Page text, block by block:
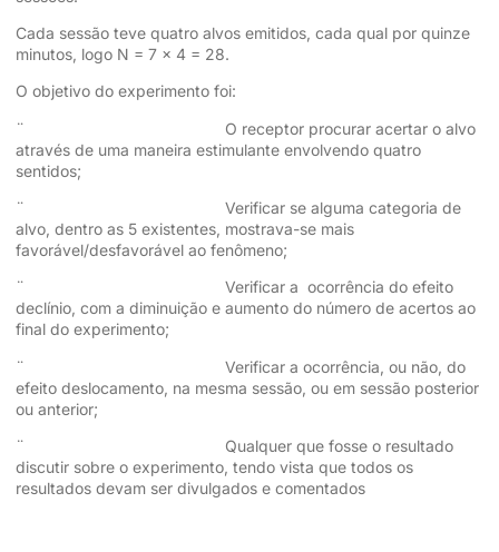
Cada sessão teve quatro alvos emitidos, cada qual por quinze
minutos, logo N = 7 x 4 = 28.
O objetivo do experimento foi:
¨ O receptor procurar acertar o alvo
através de uma maneira estimulante envolvendo quatro
sentidos;
¨ Verificar se alguma categoria de
alvo, dentro as 5 existentes, mostrava-se mais
favorável/desfavorável ao fenômeno;
¨ Verificar a ocorrência do efeito
declínio, com a diminuição e aumento do número de acertos ao
final do experimento;
¨ Verificar a ocorrência, ou não, do
efeito deslocamento, na mesma sessão, ou em sessão posterior
ou anterior;
¨ Qualquer que fosse o resultado
discutir sobre o experimento, tendo vista que todos os
resultados devam ser divulgados e comentados